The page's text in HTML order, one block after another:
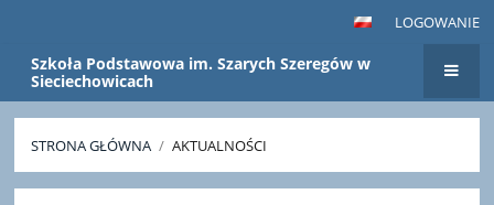
LOGOWANIE
Szkoła Podstawowa im. Szarych Szeregów w
Sieciechowicach
STRONA GŁÓWNA / AKTUALNOŚCI